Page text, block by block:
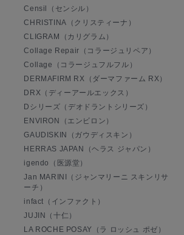
Censil（センシル）
CHRISTINA（クリスティーナ）
CLIGRAM（カリグラム）
Collage Repair（コラージュリペア）
Collage（コラージュフルフル）
DERMAFIRM RX（ダーマファーム RX）
DRX（ディーアールエックス）
Dシリーズ（デオドラントシリーズ）
ENVIRON（エンビロン）
GAUDISKIN（ガウディスキン）
HERRAS JAPAN（ヘラス ジャパン）
igendo（医源堂）
Jan MARINI（ジャンマリーニ スキンリサ
ーチ）
infact（インファクト）
JUJIN（十仁）
LA ROCHE POSAY（ラ ロッシュ ポゼ）